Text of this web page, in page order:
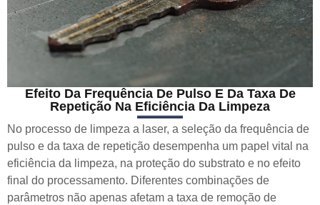
Efeito Da Frequência De Pulso E Da Taxa De
Repetição Na Eficiência Da Limpeza
No processo de limpeza a laser, a seleção da frequência de
pulso e da taxa de repetição desempenha um papel vital na
eficiência da limpeza, na proteção do substrato e no efeito
final do processamento. Diferentes combinações de
parâmetros não apenas afetam a taxa de remoção de